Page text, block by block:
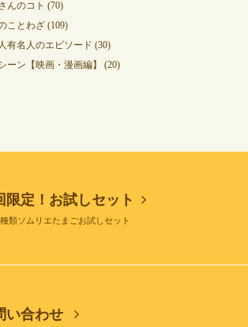
んのコト (70)
ことわざ(109)
有名人のエピソード (30)
ーン【映画・漫画編】
(20)
限定！お試しセット
種類ソムリエたまごお試しセット
い合わせ